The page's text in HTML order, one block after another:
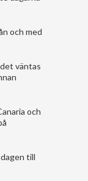
och med
väntas
och
till